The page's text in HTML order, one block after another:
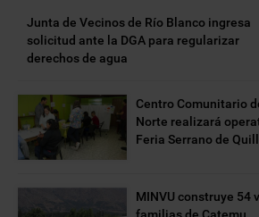
Junta de Vecinos de Río Blanco ingresa
solicitud ante la DGA para regularizar
derechos de agua
Centro Comunitario
Norte realizará
Feria Serrano de
MINVU construye 54